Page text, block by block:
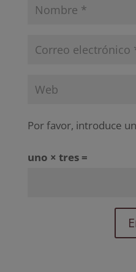
Por favor, introduce
uno × tres =